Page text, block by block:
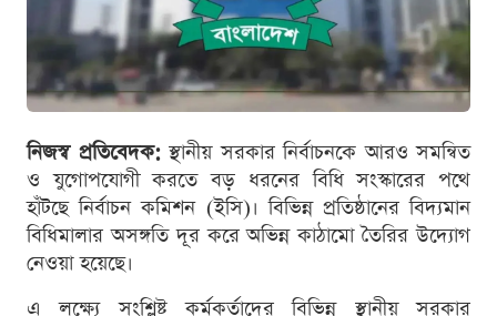
নিজস্ব প্রতিবেদক:স্থানীয় সরকার নির্বাচনকে আরও সমন্বিত
ও যুগোপযোগী করতে বড় ধরনের বিধি সংস্কারের পথে
হাঁটছে নির্বাচন কমিশন (ইসি)। বিভিন্ন প্রতিষ্ঠানের বিদ্যমান
বিধিমালার অসঙ্গতি দূর করে অভিন্ন কাঠামো তৈরির উদ্যোগ
নেওয়া হয়েছে।
এ লক্ষ্যে সংশ্লিষ্ট কর্মকর্তাদের বিভিন্ন স্থানীয় সরকার